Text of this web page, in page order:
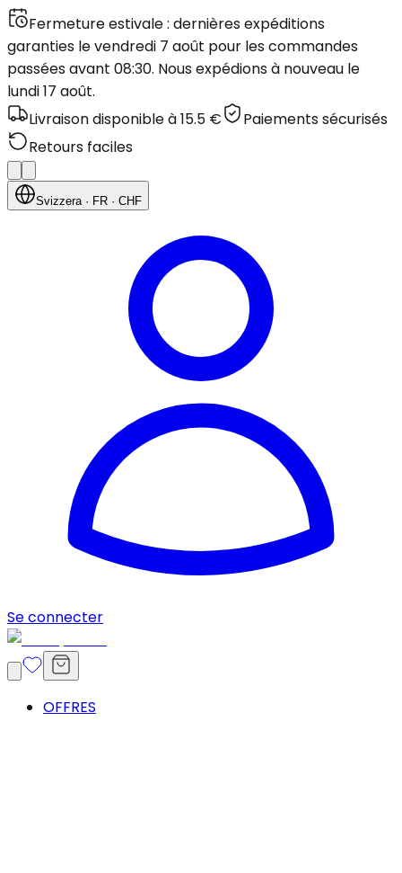
Fermeture estivale : dernières expéditions
garanties le vendredi 7 août pour les commandes
passées avant 08:30. Nous expédions à nouveau le
lundi 17 août.
Livraison disponible à 15.5 €
Paiements sécurisés
Retours faciles
Svizzera· FR · CHF
Se connecter
OFFRES